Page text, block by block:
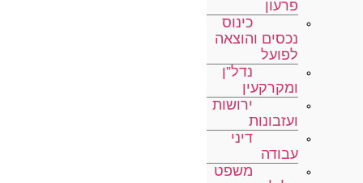
פרעון
כינוס
נכסים והוצאה
לפועל
נדל”ן
ומקרקעין
ירושות
ועזבונות
דיני
עבודה
משפט